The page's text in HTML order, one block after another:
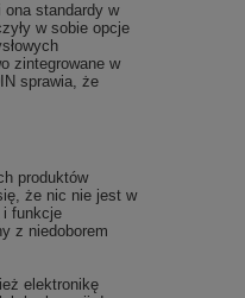
ona standardy w
w sobie opcje
zintegrowane w
sprawia, że
produktów
że nic nie jest w
i funkcje
z niedoborem
elektronikę